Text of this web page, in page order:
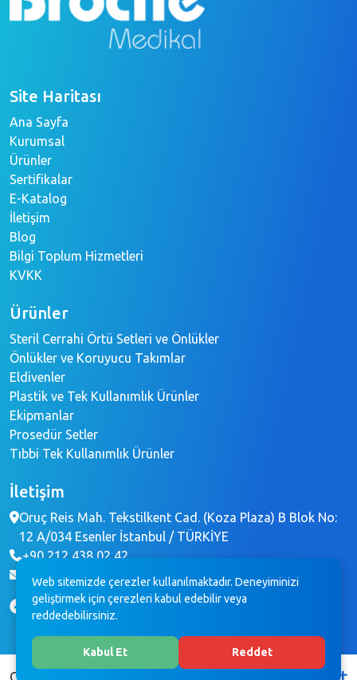
Site Haritası
Ana Sayfa
Kurumsal
Ürünler
Sertifikalar
E-Katalog
İletişim
Blog
Bilgi Toplum Hizmetleri
KVKK
Ürünler
Steril Cerrahi Örtü Setleri ve Önlükler
Önlükler ve Koruyucu Takımlar
Eldivenler
Plastik ve Tek Kullanımlık Ürünler
Ekipmanlar
Prosedür Setler
Tıbbi Tek Kullanımlık Ürünler
İletişim
Oruç Reis Mah. Tekstilkent Cad. (Koza Plaza) B Blok No:
12 A/034 Esenler İstanbul / TÜRKİYE
+90 212 438 02 42
info@brochemedikal.com
Copyright © 2023 BROCHE MEDİKAL
Web sitemizde çerezler kullanılmaktadır. Deneyiminizi
geliştirmek için çerezleri kabul edebilir veya
reddedebilirsiniz.
Kabul Et Reddet